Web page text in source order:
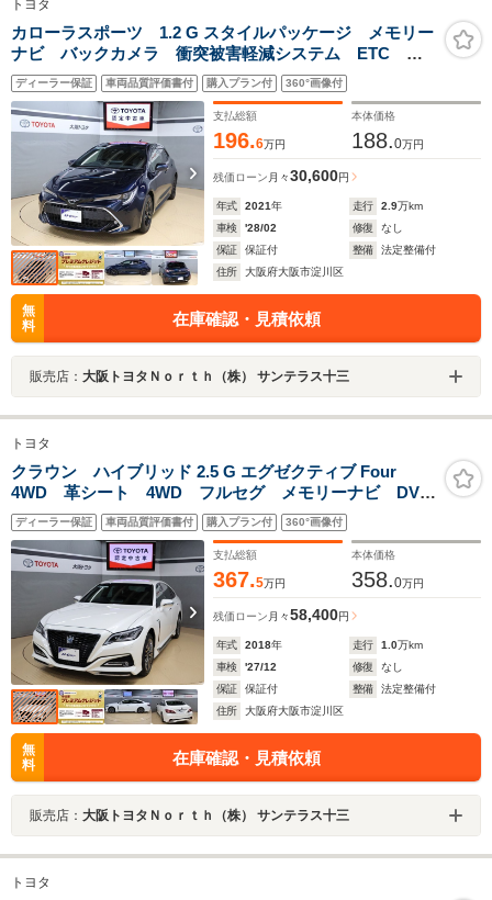
トヨタ
カローラスポーツ 1.2 G スタイルパッケージ メモリー
ナビ バックカメラ 衝突被害軽減システム ETC
LEDヘッドランプ アイドリングストップ
ディーラー保証 車両品質評価書付 購入プラン付 360°画像付
支払総額
196.6万円
本体価格
188.0万円
残価ローン 月々30,600円
年式 2021年 走行 2.9万km
車検
'28/02 修復
なし
保証
保証付 整備
法定整備付
住所
大阪府大阪市淀川区
無
料
在庫確認・見積依頼
販売店： 大阪トヨタＮｏｒｔｈ（株） サンテラス十三
トヨタ
クラウン ハイブリッド 2.5 G エグゼクティブ Four
4WD 革シート 4WD フルセグ メモリーナビ DVD
再生 バックカメラ 衝突被害軽減システム ETC
LEDヘッドランプ シートヒーター ステアリングヒー
ター ブラインドスポットモニター
ディーラー保証 車両品質評価書付 購入プラン付 360°画像付
支払総額
367.5万円
本体価格
358.0万円
残価ローン 月々58,400円
年式 2018年 走行 1.0万km
車検
'27/12 修復
なし
保証
保証付 整備
法定整備付
住所
大阪府大阪市淀川区
無
料
在庫確認・見積依頼
販売店： 大阪トヨタＮｏｒｔｈ（株） サンテラス十三
トヨタ